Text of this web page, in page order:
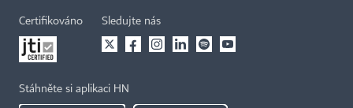
Certifikováno Sledujte nás
Stáhněte si aplikaci HN